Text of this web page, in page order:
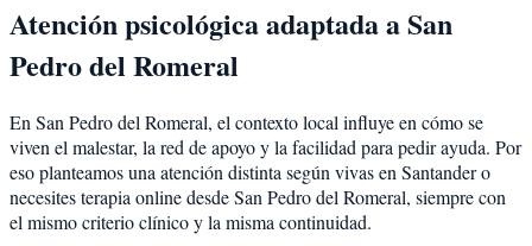
Atención psicológica adaptada a San
Pedro del Romeral
En San Pedro del Romeral, el contexto local influye en cómo se
viven el malestar, la red de apoyo y la facilidad para pedir ayuda. Por
eso planteamos una atención distinta según vivas en Santander o
necesites terapia online desde San Pedro del Romeral, siempre con
el mismo criterio clínico y la misma continuidad.